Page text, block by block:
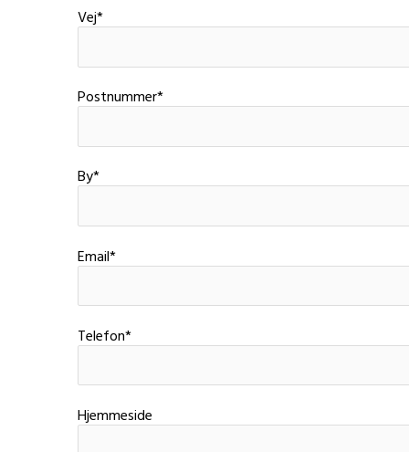
Vej*
Postnummer*
By*
Email*
Telefon*
Hjemmeside